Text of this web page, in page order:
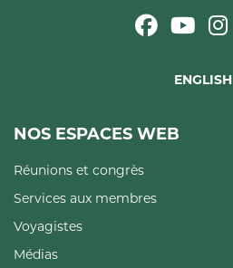
ENGLISH
NOS ESPACES WEB
Réunions et congrès
Services aux membres
Voyagistes
Médias